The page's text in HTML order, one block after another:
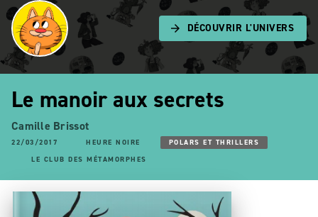
arrow_forward DÉCOUVRIR L'UNIVERS
Le manoir aux secrets
Camille Brissot
22/03/2017 HEURE NOIRE
POLARS ET THRILLERS
LE CLUB DES MÉTAMORPHES